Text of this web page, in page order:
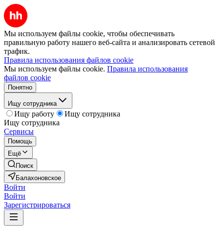
Мы используем файлы cookie, чтобы обеспечивать
правильную работу нашего веб-сайта и анализировать сетевой
трафик.
Правила использования файлов cookie
Мы используем файлы cookie. Правила использования
файлов cookie
Понятно
Ищу сотрудника
Ищу работу
Ищу сотрудника
Ищу сотрудника
Сервисы
Помощь
Ещё
Поиск
Балахоновское
Войти
Войти
Зарегистрироваться